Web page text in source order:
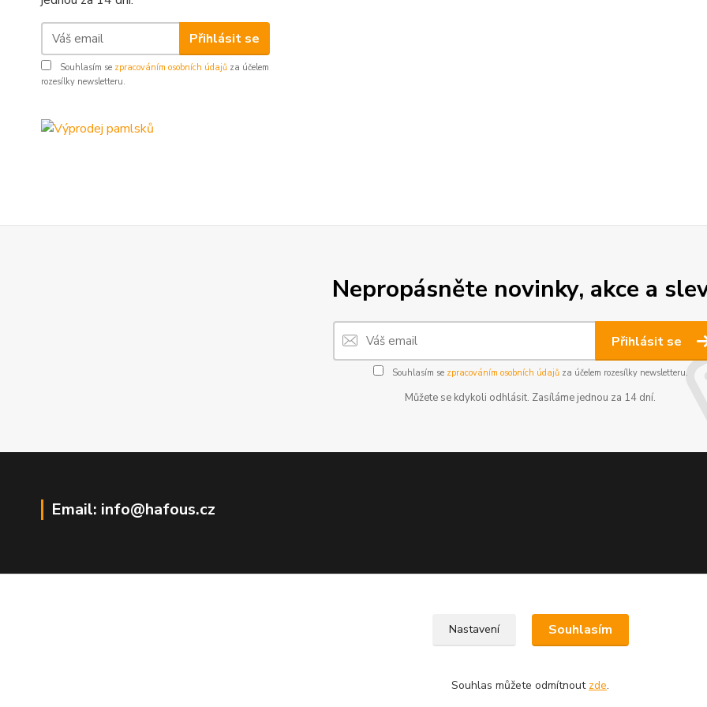
Přihlásit se
Souhlasím se zpracováním osobních údajů za účelem
rozesílky newsletteru.
Nepropásněte novinky, akce a
Přihlásit se
Souhlasím se zpracováním osobních údajůza účelem rozesílky newsletteru.
Můžete se kdykoli odhlásit. Zasíláme jednou za 14 dní.
Email: info@hafous.cz
Nastavení Souhlasím
Souhlas můžete odmítnout zde.